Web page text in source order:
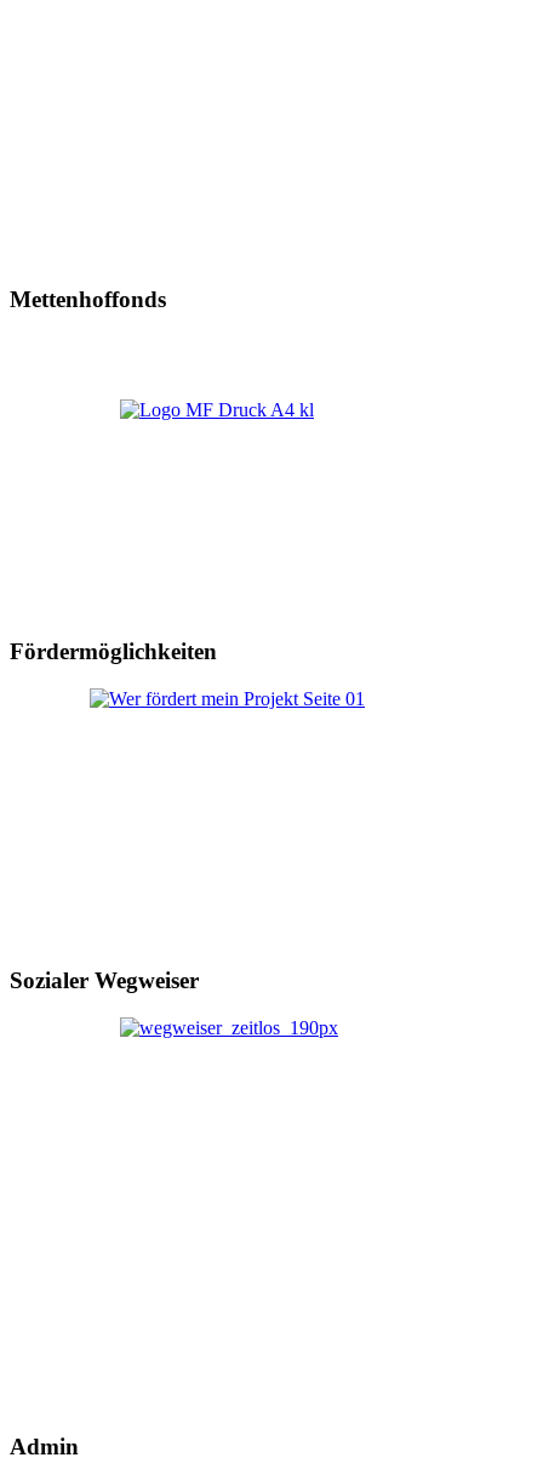
Mettenhoffonds
Fördermöglichkeiten
Sozialer Wegweiser
Admin